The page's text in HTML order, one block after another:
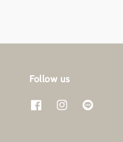
Follow us